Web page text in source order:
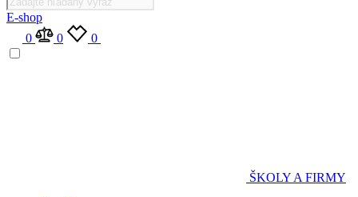
E-shop
0
0 0
ŠKOLY A FIRMY